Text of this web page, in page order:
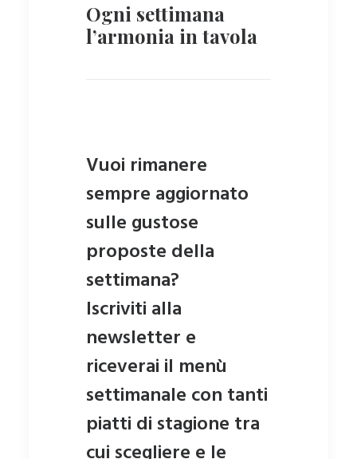
Ogni settimana
l’armonia in tavola
Vuoi rimanere
sempre aggiornato
sulle gustose
proposte della
settimana?
Iscriviti alla
newsletter e
riceverai il menù
settimanale con tanti
piatti di stagione tra